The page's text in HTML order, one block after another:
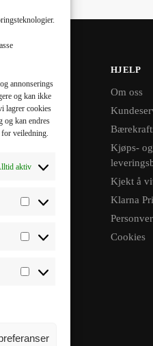
annonserings
og kan ikke
lagrer cookies
og kan endres
veiledning.
aktiv
Pro Max
Pro
S25 Plus
HJELP
Om oss
Kjøps- og
Kjekt å
Klarna
Cookies